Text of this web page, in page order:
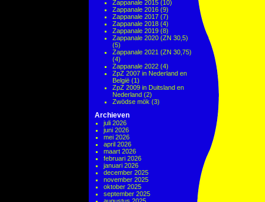
Zappanale 2015 (10)
Zappanale 2016 (9)
Zappanale 2017 (7)
Zappanale 2018 (4)
Zappanale 2019 (8)
Zappanale 2020 (ZN 30,5)
(5)
Zappanale 2021 (ZN 30,75)
(4)
Zappanale 2022 (4)
ZpZ 2007 in Nederland en
België (1)
ZpZ 2009 in Duitsland en
Nederland (2)
Zwödse mök (3)
Archieven
juli 2026
juni 2026
mei 2026
april 2026
maart 2026
februari 2026
januari 2026
december 2025
november 2025
oktober 2025
september 2025